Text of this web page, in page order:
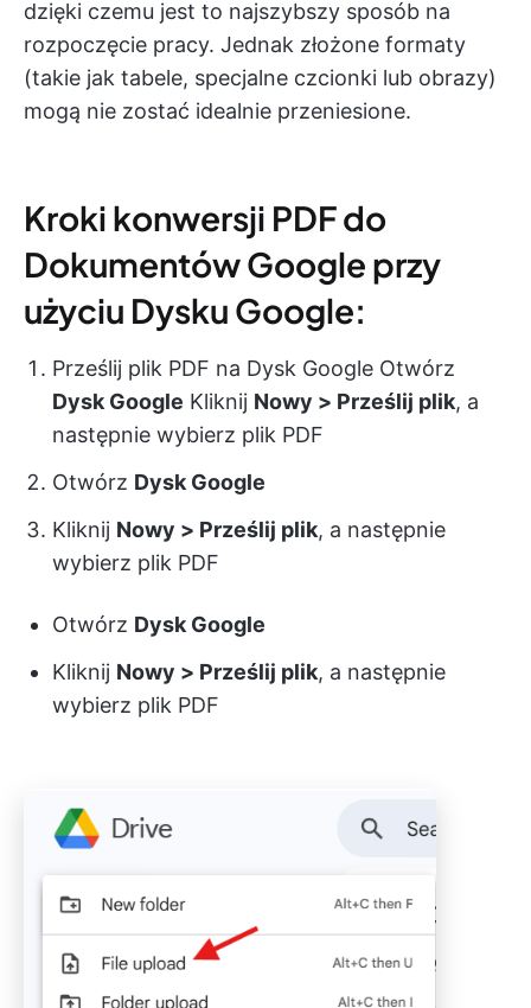
dzięki czemu jest to najszybszy sposób na
rozpoczęcie pracy. Jednak złożone formaty
(takie jak tabele, specjalne czcionki lub obrazy)
mogą nie zostać idealnie przeniesione.
Kroki konwersji PDF do
Dokumentów Google przy
użyciu Dysku Google:
Prześlij plik PDF na Dysk Google Otwórz
Dysk Google Kliknij Nowy > Prześlij plik, a
następnie wybierz plik PDF
Otwórz Dysk Google
Kliknij Nowy > Prześlij plik, a następnie
wybierz plik PDF
Otwórz Dysk Google
Kliknij Nowy > Prześlij plik, a następnie
wybierz plik PDF